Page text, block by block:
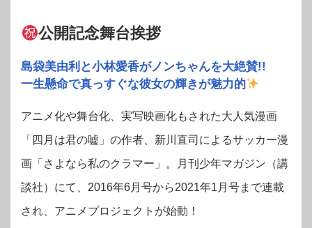
公開記念舞台挨拶
島袋美由利と小林愛香がノンちゃんを大絶賛!!
一生懸命で真っすぐな彼女の輝きが魅力的
アニメ化や舞台化、実写映画化もされた大人気漫画
「四月は君の嘘」の作者、新川直司によるサッカー漫
画「さよなら私のクラマー」。月刊少年マガジン（講
談社）にて、2016年6月号から2021年1月号まで連載
され、アニメプロジェクトが始動！